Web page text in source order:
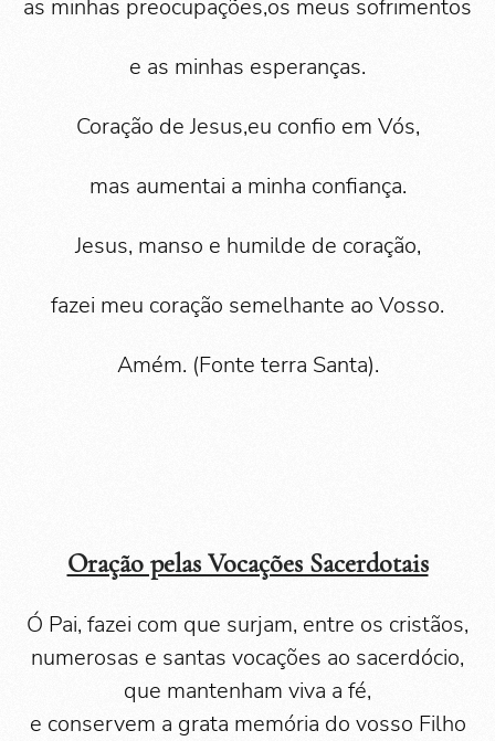
as minhas preocupações,os meus sofrimentos
e as minhas esperanças.
Coração de Jesus,eu confio em Vós,
mas aumentai a minha confiança.
Jesus, manso e humilde de coração,
fazei meu coração semelhante ao Vosso.
Amém. (Fonte terra Santa).
Oração pelas Vocações Sacerdotais
Ó Pai, fazei com que surjam, entre os cristãos,
numerosas e santas vocações ao sacerdócio,
que mantenham viva a fé,
e conservem a grata memória do vosso Filho